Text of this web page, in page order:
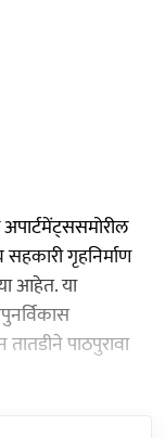
सहकारी गृहनिर्माण
आहेत. या
पाठपुरावा